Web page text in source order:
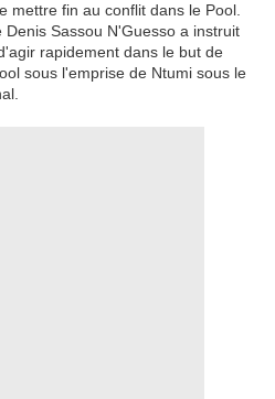
mettre fin au conflit dans le Pool.
Sassou N'Guesso a instruit
rapidement dans le but de
sous l'emprise de Ntumi sous le